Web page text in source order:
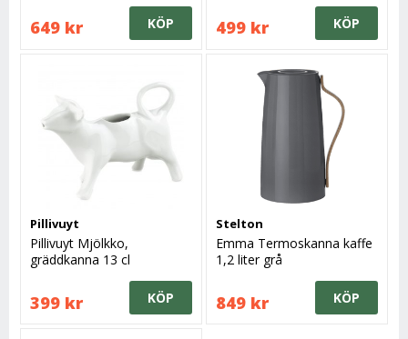
649 kr KÖP 499 kr KÖP
Pillivuyt
Pillivuyt Mjölkko,
gräddkanna 13 cl
399 kr KÖP
Stelton
Emma Termoskanna kaffe
1,2 liter grå
849 kr KÖP